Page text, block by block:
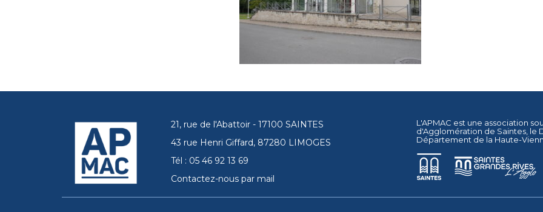
21, rue de l'Abattoir - 17100 SAINTES
43 rue Henri Giffard, 87280 LIMOGES
Tél : 05 46 92 13 69
Contactez-nous par mail
L'APMAC est une association
d'Agglomération de Saintes , le
Département de la Haute-